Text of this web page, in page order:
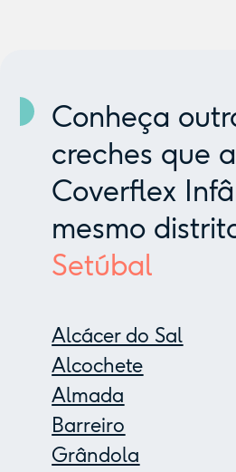
Conheça
creches que
Coverflex
mesmo
Setúbal
Alcácer do Sal
Alcochete
Almada
Barreiro
Grândola